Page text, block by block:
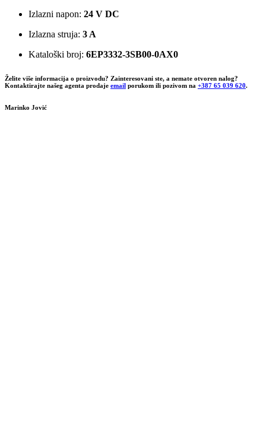
Izlazni napon: 24 V DC
Izlazna struja: 3 A
Kataloški broj: 6EP3332-3SB00-0AX0
Želite više informacija o proizvodu? Zainteresovani ste, a nemate otvoren nalog?
Kontaktirajte našeg agenta prodaje email porukom ili pozivom na +387 65 039 620.
Marinko Jović